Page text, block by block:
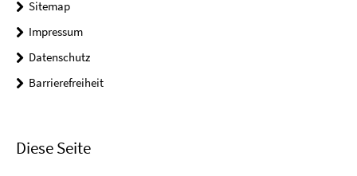
Sitemap
Impressum
Datenschutz
Barrierefreiheit
Diese Seite